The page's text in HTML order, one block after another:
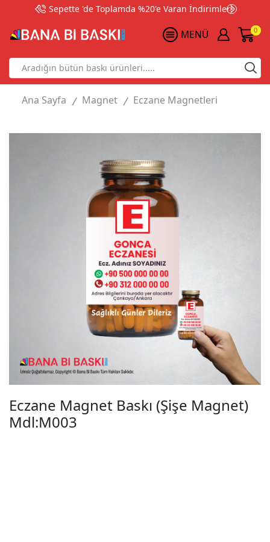
Sepette 'de Toplamda %20'e Varan İndirimler!
MENÜ 0
Search
input
Ana Sayfa / Magnet / Eczane Magnetleri
Eczane Magnet Baskı (Şişe Magnet)
Mdl:M003